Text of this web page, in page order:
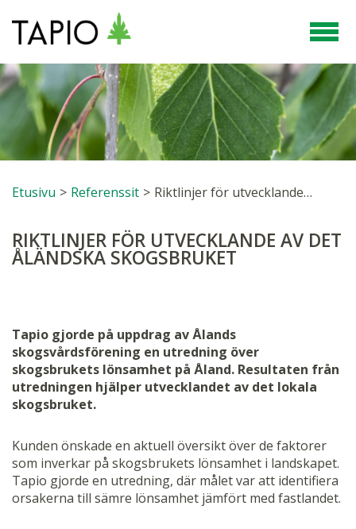
Etusivu > Referenssit > Riktlinjer för utvecklande av det åländska skogsbruket
RIKTLINJER FÖR UTVECKLANDE AV DET
ÅLÄNDSKA SKOGSBRUKET
Tapio gjorde på uppdrag av Ålands
skogsvårdsförening en utredning över
skogsbrukets lönsamhet på Åland. Resultaten från
utredningen hjälper utvecklandet av det lokala
skogsbruket.
Kunden önskade en aktuell översikt över de faktorer
som inverkar på skogsbrukets lönsamhet i landskapet.
Tapio gjorde en utredning, där målet var att identifiera
orsakerna till sämre lönsamhet jämfört med fastlandet.